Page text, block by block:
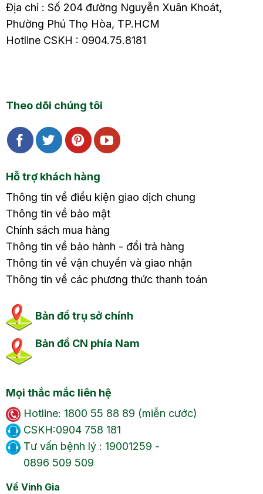
Địa chỉ : Số 204 đường Nguyễn Xuân Khoát,
Phường Phú Thọ Hòa, TP.HCM
Hotline CSKH : 0904.75.8181
Theo dõi chúng tôi
Hỗ trợ khách hàng
Thông tin về điều kiện giao dịch chung
Thông tin về bảo mật
Chính sách mua hàng
Thông tin về bảo hành - đổi trả hàng
Thông tin về vận chuyển và giao nhận
Thông tin về các phương thức thanh toán
Bản đồ trụ sở chính
Bản đồ CN phía Nam
Mọi thắc mắc liên hệ
Hotline: 1800 55 88 89 (miễn cước)
CSKH:0904 758 181
Tư vấn bệnh lý : 19001259 -
0896 509 509
Về Vinh Gia